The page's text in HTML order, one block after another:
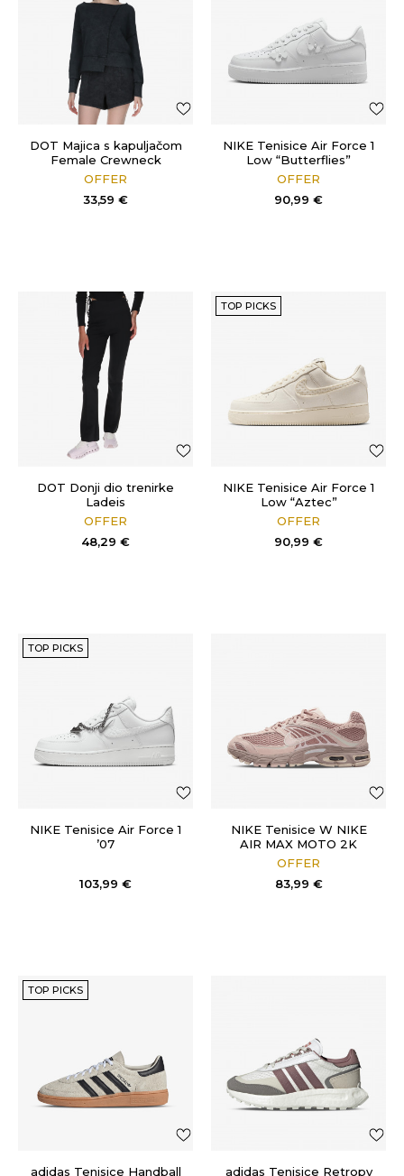
DOT Majica s kapuljačom
Female Crewneck
OFFER
33,59 €
NIKE Tenisice Air Force 1
Low “Butterflies”
OFFER
90,99 €
DOT Donji dio trenirke
Ladeis
OFFER
48,29 €
TOP PICKS
NIKE Tenisice Air Force 1
Low “Aztec”
OFFER
90,99 €
TOP PICKS
NIKE Tenisice Air Force 1
’07
103,99 €
NIKE Tenisice W NIKE
AIR MAX MOTO 2K
OFFER
83,99 €
TOP PICKS
adidas Tenisice Handball adidas Tenisice Retropy